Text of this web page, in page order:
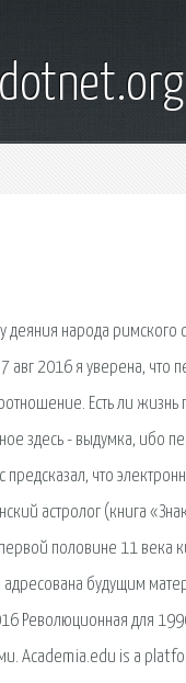
дея­ния наро­да
2016 я уверена, что
Есть ли
здесь - выдумка,
что
астролог (книга
половине 11 века
будущим
для
Academia.edu is a